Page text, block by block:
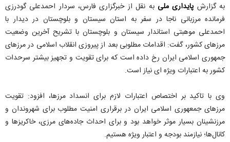
به گزارش پایداری ملی به نقل از خبرگزاری فارس، سردار احمدعلی گودرزی
فرمانده مرزبانی ناجا در سفر به استان سیستان و بلوچستان در دیدار با
احمدعلی موهبتی استاندار سیستان و بلوچستان با تشریح آخرین وضعیت
مرزهای کشور، گفت: اقدامات مطلوبی بعد از پیروزی انقلاب اسلامی در مرزهای
جمهوری اسلامی ایران رخ داده است که برای تقویت و تجهیز بیشتر سرحدات
کشور به اعتبارات ویژه ای نیاز است.
وی با تاکید بر اختصاص اعتبارات لازم برای انسداد مرزها، افزود: تقویت
مرزهای جمعهوری اسلامی ایران در برقراری امنیت مطلوب برای شهروندان و
مرزنشینان بسیار موثر خواهد بود و برای احداث جاده‌های مرزی، خاکریزها و
کانال‌ها؛ نیازمند بودجه و اعتبار ویژه هستیم.